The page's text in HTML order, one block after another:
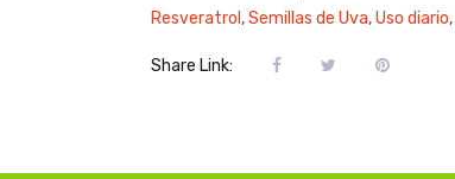
Resveratrol ,Semillas de Uva,Uso diario,
Share Link: